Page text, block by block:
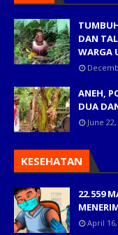
DAN
WARGA
ANEH,
DUA
June
KESEHATAN
22.559
April 16,